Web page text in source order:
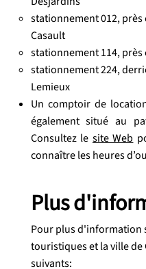
stationnement 012,
Casault
stationnement 114,
stationnement 224,
Lemieux
Un comptoir de
également situé au
Consultez le site Web
connaître les heures
Plus
Pour plus d'information
touristiques et la ville de
suivants: